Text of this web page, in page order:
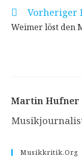
Weitere
Artikel
ansehen
Vorheriger
Weimer löst den
Martin Hufner
Musikkritik.org